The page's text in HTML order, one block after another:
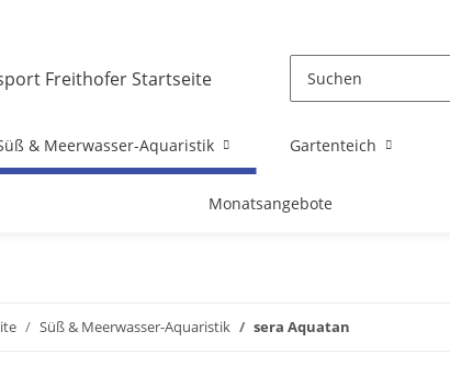
& Meerwasser-Aquaristik Gartenteich
Monatsangebote
Süß & Meerwasser-Aquaristik sera Aquatan